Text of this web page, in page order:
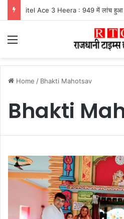
Menu
Home / Bhakti Mahotsav
Bhakti